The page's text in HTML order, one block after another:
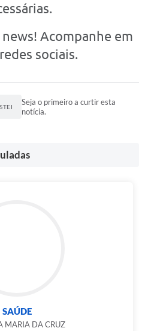
news! Acompanhe em
sociais.
Seja o primeiro a curtir esta
notícia.
SAÚDE
MARIA DA CRUZ